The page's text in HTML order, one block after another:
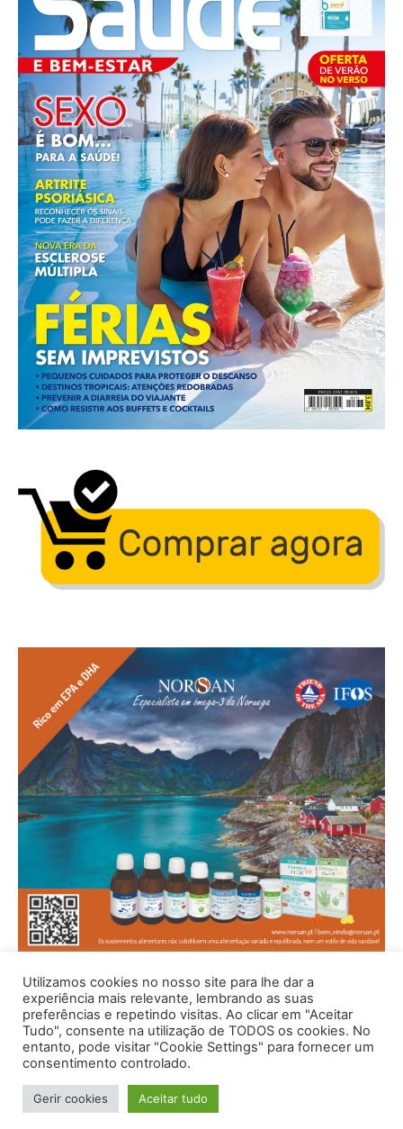
© 1996 - 2026 -Saúde e Bem Estar - Hosted and Designed By
Utilizamos cookies no nosso site para lhe dar a
experiência mais relevante, lembrando as suas
preferências e repetindo visitas. Ao clicar em "Aceitar
Tudo", consente na utilização de TODOS os cookies. No
entanto, pode visitar "Cookie Settings" para fornecer um
consentimento controlado.
Gerir cookies Aceitar tudo